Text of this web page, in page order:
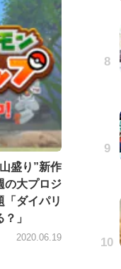
盛り”新作
の大プロジ
「ダイパリ
」
2020.06.19